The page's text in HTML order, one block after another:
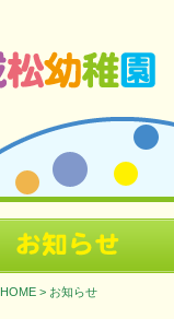
HOME> お知らせ